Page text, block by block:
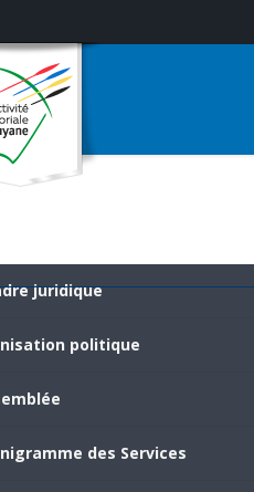
juridique
politique
des Services